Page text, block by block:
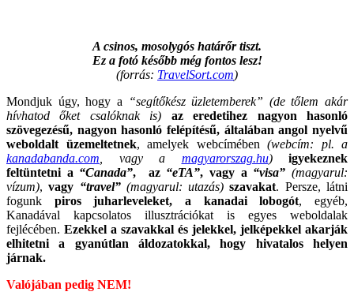
A csinos, mosolygós határőr tiszt.
Ez a fotó később még fontos lesz!
(forrás: TravelSort.com)
Mondjuk úgy, hogy a
“segítőkész üzletemberek” (de tőlem akár
hívhatod őket csalóknak is)
az eredetihez nagyon hasonló
szövegezésű, nagyon hasonló felépítésű, általában angol nyelvű
weboldalt üzemeltetnek, amelyek webcímében (webcím: pl. a
kanadabanda.com , vagy a magyarorszag.hu)
igyekeznek
feltüntetni a “Canada”, az “eTA”, vagy a “visa” (magyarul:
vízum),vagy “travel” (magyarul: utazás) szavakat. Persze, látni
fogunk piros juharleveleket, a kanadai lobogót, egyéb,
Kanadával kapcsolatos illusztrációkat is egyes weboldalak
fejlécében. Ezekkel a szavakkal és jelekkel, jelképekkel akarják
elhitetni a gyanútlan áldozatokkal, hogy hivatalos helyen
járnak.
Valójában pedig NEM!